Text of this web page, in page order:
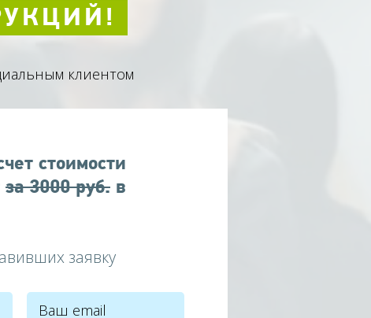
клиентом
стоимости
за 3000 руб. в
заявку